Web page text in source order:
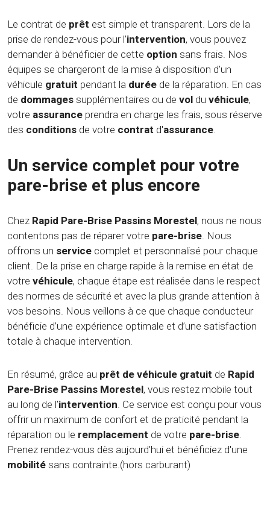
Le contrat de prêt est simple et transparent. Lors de la
prise de rendez-vous pour l’intervention, vous pouvez
demander à bénéficier de cette option sans frais. Nos
équipes se chargeront de la mise à disposition d’un
véhicule gratuit pendant la durée de la réparation. En cas
de dommages supplémentaires ou de vol du véhicule,
votre assurance prendra en charge les frais, sous réserve
des conditions de votre contrat d'assurance.
Un service complet pour votre
pare-brise et plus encore
Chez Rapid Pare-Brise Passins Morestel, nous ne nous
contentons pas de réparer votre pare-brise. Nous
offrons un service complet et personnalisé pour chaque
client. De la prise en charge rapide à la remise en état de
votre véhicule, chaque étape est réalisée dans le respect
des normes de sécurité et avec la plus grande attention à
vos besoins. Nous veillons à ce que chaque conducteur
bénéficie d’une expérience optimale et d’une satisfaction
totale à chaque intervention.
En résumé, grâce au prêt de véhicule gratuit de Rapid
Pare-Brise Passins Morestel, vous restez mobile tout
au long de l’intervention. Ce service est conçu pour vous
offrir un maximum de confort et de praticité pendant la
réparation ou le remplacement de votre pare-brise.
Prenez rendez-vous dès aujourd'hui et bénéficiez d'une
mobilité sans contrainte.(hors carburant)